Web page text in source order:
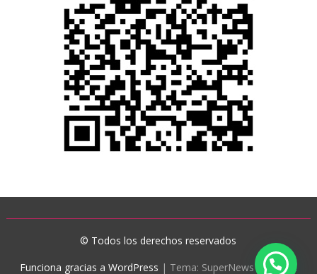
© Todos los derechos reservados
Funciona gracias a WordPress | Tema: SuperNews deAcme